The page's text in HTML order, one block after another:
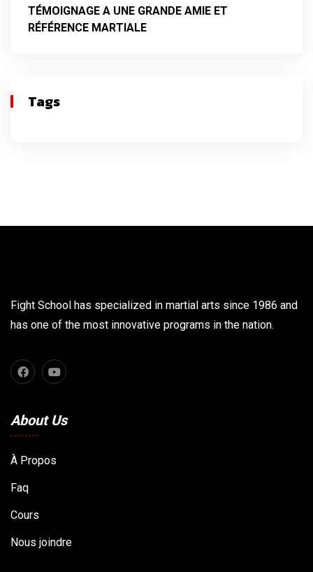
TÉMOIGNAGE A UNE GRANDE AMIE ET
RÉFÉRENCE MARTIALE
Tags
Fight School has specialized in martial arts since 1986 and
has one of the most innovative programs in the nation.
About Us
À Propos
Faq
Cours
Nous joindre